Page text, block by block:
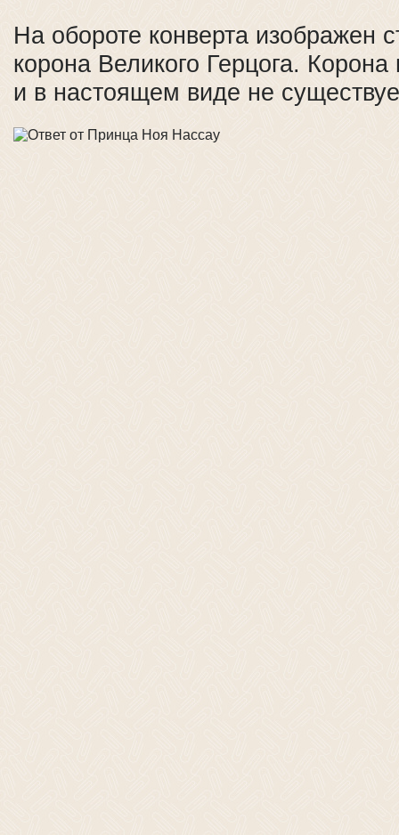
На обороте конверта изображен
корона Великого Герцога. Корона
и в настоящем виде не